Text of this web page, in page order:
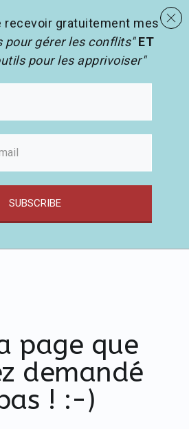
en pédagogie search
page que
demandé
! :-)
recevoir gratuitement mes
pour gérer les conflits" ET
pour les apprivoiser"
SUBSCRIBE